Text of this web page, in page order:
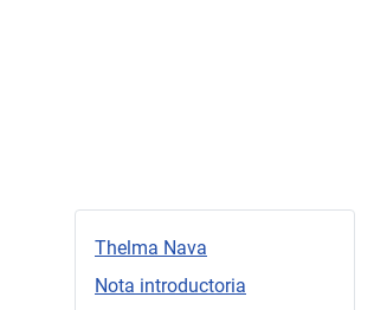
Thelma Nava
Nota introductoria